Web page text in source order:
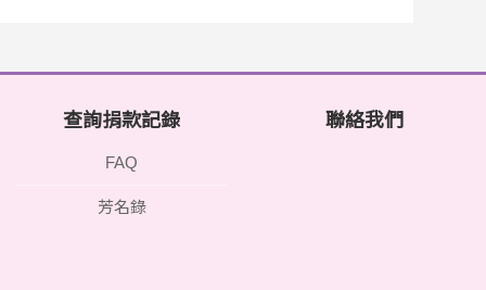
查詢捐款記錄
FAQ
芳名錄
聯絡我們